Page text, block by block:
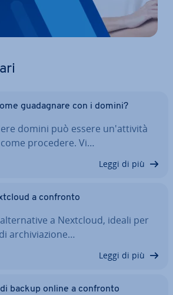
gua­da­gna­re con i domini?
domini può essere un'at­ti­vi­tà
procedere. Vi…
Leggi di più
a confronto
a Nextcloud, ideali per
ar­chi­via­zio­ne…
Leggi di più
backup online a confronto